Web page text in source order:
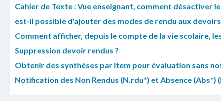
Cahier de Texte : Vue enseignant, comment désactiver
est-il possible d'ajouter des modes de rendu aux
Comment afficher, depuis le compte de la vie scolaire,
Suppression devoir rendus ?
Obtenir des synthèses par item pour évaluation sans
Notification des Non Rendus (N.rdu*) et Absence (Abs*)